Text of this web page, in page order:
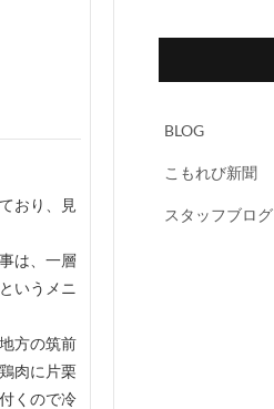
おり、見
は、一層
いうメニ
方の筑前
肉に片栗
くので冷
BLOG
こもれび新聞
スタッフブログ